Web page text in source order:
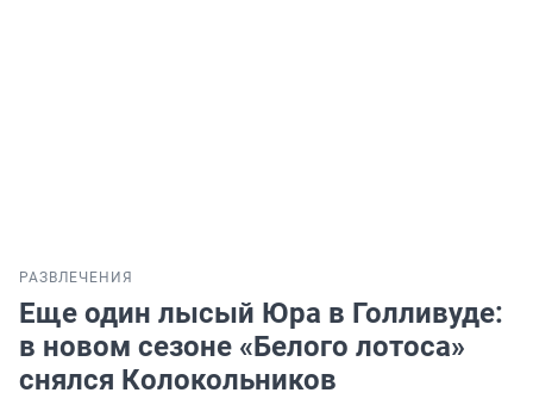
РАЗВЛЕЧЕНИЯ
Еще один лысый Юра в Голливуде:
в новом сезоне «Белого лотоса»
снялся Колокольников